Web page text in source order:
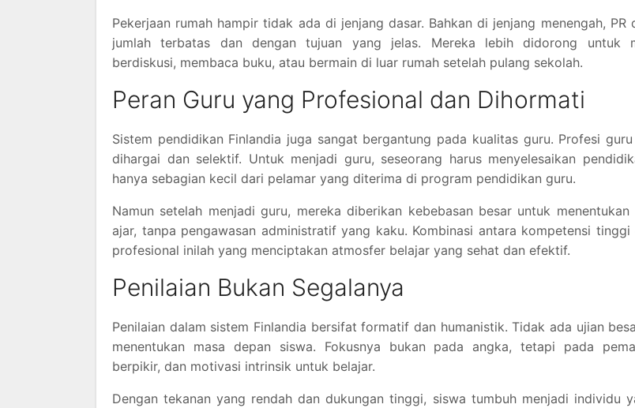
Pekerjaan rumah hampir tidak ada di jenjang dasar. Bahkan di jenjang menengah, PR
jumlah terbatas dan dengan tujuan yang jelas. Mereka lebih didorong untuk
berdiskusi, membaca buku, atau bermain di luar rumah setelah pulang sekolah.
Peran Guru yang Profesional dan Dihormati
Sistem pendidikan Finlandia juga sangat bergantung pada kualitas guru. Profesi
dihargai dan selektif. Untuk menjadi guru, seseorang harus menyelesaikan
hanya sebagian kecil dari pelamar yang diterima di program pendidikan guru.
Namun setelah menjadi guru, mereka diberikan kebebasan besar untuk
ajar, tanpa pengawasan administratif yang kaku. Kombinasi antara kompetensi tinggi
profesional inilah yang menciptakan atmosfer belajar yang sehat dan efektif.
Penilaian Bukan Segalanya
Penilaian dalam sistem Finlandia bersifat formatif dan humanistik. Tidak ada ujian
menentukan masa depan siswa. Fokusnya bukan pada angka, tetapi pada
berpikir, dan motivasi intrinsik untuk belajar.
Dengan tekanan yang rendah dan dukungan tinggi, siswa tumbuh menjadi individu